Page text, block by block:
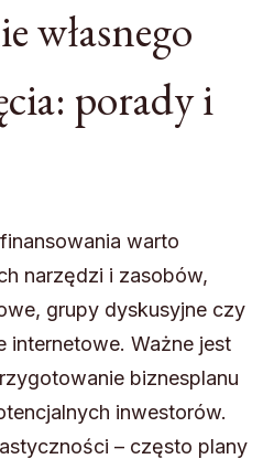
własnego
porady i
warto
narzędzi i zasobów,
grupy dyskusyjne czy
internetowe. Ważne jest
biznesplanu
inwestorów.
– często plany